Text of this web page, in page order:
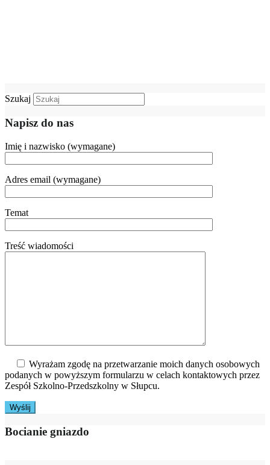
Szukaj
Napisz do nas
Imię i nazwisko (wymagane)
Adres email (wymagane)
Temat
Treść wiadomości
Wyrażam zgodę na przetwarzanie moich danych osobowych
podanych w powyższym formularzu w celach kontaktowych przez
Zespół Szkolno-Przedszkolny w Słupcu.
Bocianie gniazdo